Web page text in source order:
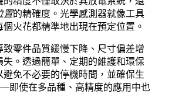
置的精確度。光學感測器就像工具
火花都精準地出現在預定位置。
致零件品質緩慢下降、尺寸偏差增
失。透過簡單、定期的維護和環保
避免不必要的停機時間，並確保生
即使在多品種、高精度的應用中也